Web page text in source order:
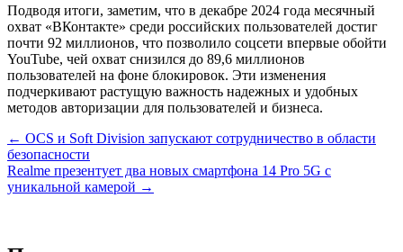
Подводя итоги, заметим, что в декабре 2024 года месячный
охват «ВКонтакте» среди российских пользователей достиг
почти 92 миллионов, что позволило соцсети впервые обойти
YouTube, чей охват снизился до 89,6 миллионов
пользователей на фоне блокировок. Эти изменения
подчеркивают растущую важность надежных и удобных
методов авторизации для пользователей и бизнеса.
Навигация
по
записям
← OCS и Soft Division запускают сотрудничество в области
безопасности
Realme презентует два новых смартфона 14 Pro 5G с
уникальной камерой →